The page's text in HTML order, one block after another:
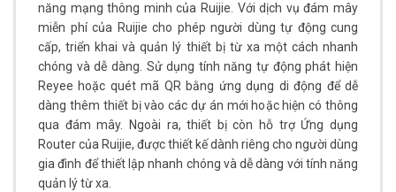
năng mạng thông minh của Ruijie. Với dịch vụ đám mây
miễn phí của Ruijie cho phép người dùng tự động cung
cấp, triển khai và quản lý thiết bị từ xa một cách nhanh
chóng và dễ dàng. Sử dụng tính năng tự động phát hiện
Reyee hoặc quét mã QR bằng ứng dụng di động để dễ
dàng thêm thiết bị vào các dự án mới hoặc hiện có thông
qua đám mây. Ngoài ra, thiết bị còn hỗ trợ Ứng dụng
Router của Ruijie, được thiết kế dành riêng cho người dùng
gia đình để thiết lập nhanh chóng và dễ dàng với tính năng
quản lý từ xa.